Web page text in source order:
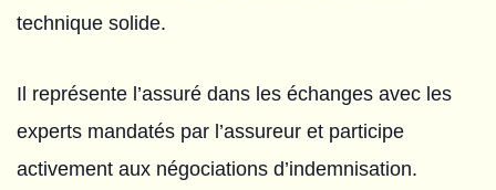
technique solide.
Il représente l’assuré dans les échanges avec les
experts mandatés par l’assureur et participe
activement aux négociations d’indemnisation.